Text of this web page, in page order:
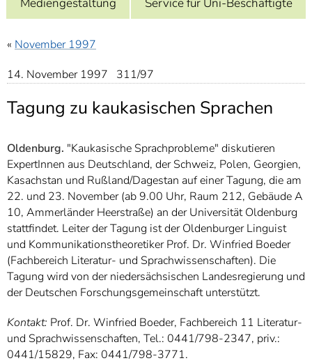
7]
Informationen zur
« November 1997
14. November 1997 311/97
Tagung zu kaukasischen Sprachen
Oldenburg. "Kaukasische Sprachprobleme" diskutieren
ExpertInnen aus Deutschland, der Schweiz, Polen, Georgien,
Kasachstan und Rußland/Dagestan auf einer Tagung, die am
22. und 23. November (ab 9.00 Uhr, Raum 212, Gebäude A
10, Ammerländer Heerstraße) an der Universität Oldenburg
stattfindet. Leiter der Tagung ist der Oldenburger Linguist
und Kommunikationstheoretiker Prof. Dr. Winfried Boeder
(Fachbereich Literatur- und Sprachwissenschaften). Die
Tagung wird von der niedersächsischen Landesregierung und
der Deutschen Forschungsgemeinschaft unterstützt.
Kontakt: Prof. Dr. Winfried Boeder, Fachbereich 11 Literatur-
und Sprachwissenschaften, Tel.: 0441/798-2347, priv.:
0441/15829, Fax: 0441/798-3771.